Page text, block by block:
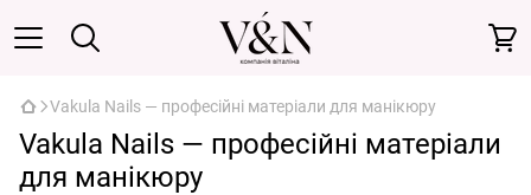
Vakula Nails — професійні матеріали для манікюру
Vakula Nails — професійні матеріали
для манікюру